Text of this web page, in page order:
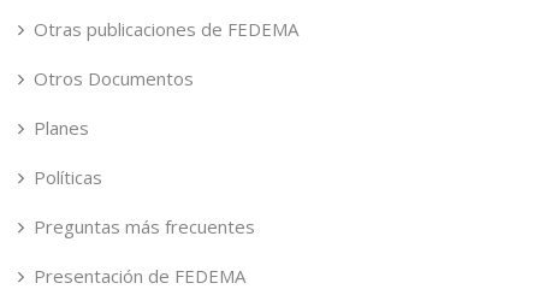
Otras publicaciones de FEDEMA
Otros Documentos
Planes
Políticas
Preguntas más frecuentes
Presentación de FEDEMA